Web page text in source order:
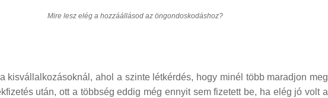
Mire lesz elég a hozzáállásod az öngondoskodáshoz?
kisvállalkozásoknál, ahol a szinte létkérdés, hogy minél több maradjon meg
után, ott a többség eddig még ennyit sem fizetett be, ha elég jó volt a